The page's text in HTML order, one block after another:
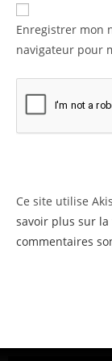
Enregistrer mon
navigateur pour
Ce site utilise
savoir plus sur la
commentaires